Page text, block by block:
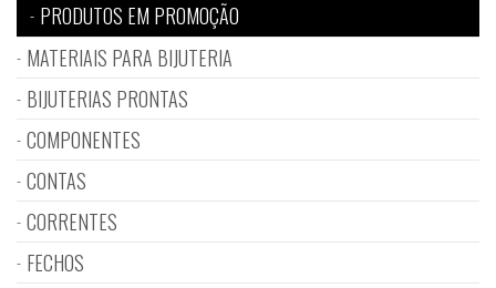
PRODUTOS EM PROMOÇÃO
MATERIAIS PARA BIJUTERIA
BIJUTERIAS PRONTAS
COMPONENTES
CONTAS
CORRENTES
FECHOS